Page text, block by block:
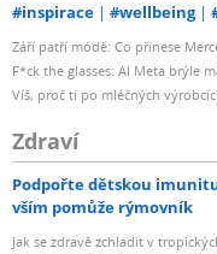
#inspirace #wellbeing
Září patří módě: Co přinese
F*ck the glasses: AI Meta brýle
Víš, proč ti po mléčných
Zdraví
Podpořte dětskou
vším pomůže rýmovník
Jak se zdravě zchladit v